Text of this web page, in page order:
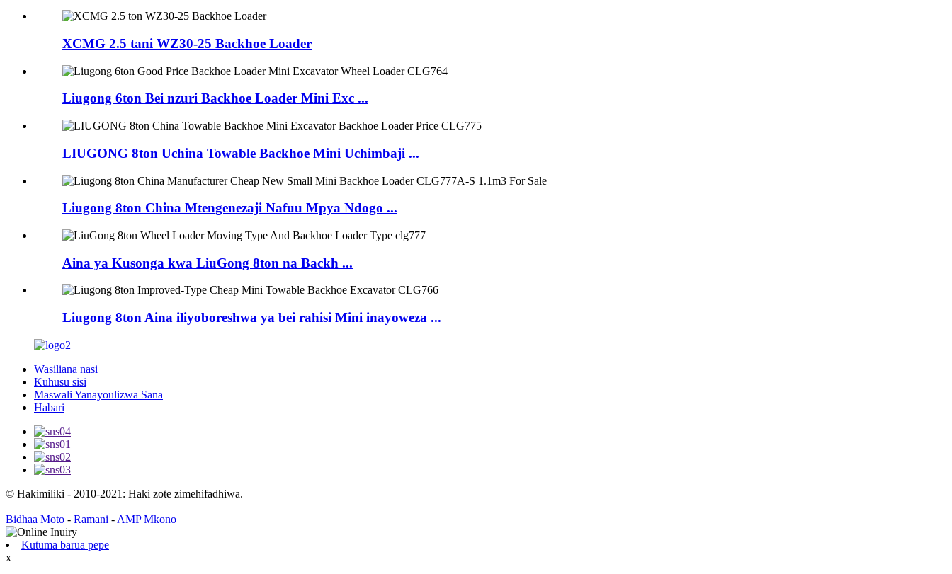
XCMG 2.5 tani WZ30-25 Backhoe Loader
Liugong 6ton Bei nzuri Backhoe Loader Mini Exc ...
LIUGONG 8ton Uchina Towable Backhoe Mini Uchimbaji ...
Liugong 8ton China Mtengenezaji Nafuu Mpya Ndogo ...
Aina ya Kusonga kwa LiuGong 8ton na Backh ...
Liugong 8ton Aina iliyoboreshwa ya bei rahisi Mini inayoweza ...
Wasiliana nasi
Kuhusu sisi
Maswali Yanayoulizwa Sana
Habari
© Hakimiliki - 2010-2021: Haki zote zimehifadhiwa.
Bidhaa Moto - Ramani - AMP Mkono
Kutuma barua pepe
x